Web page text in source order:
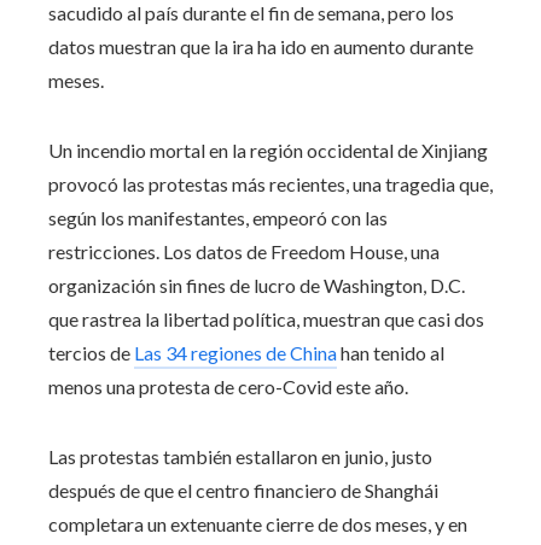
sacudido al país durante el fin de semana, pero los
datos muestran que la ira ha ido en aumento durante
meses.
Un incendio mortal en la región occidental de Xinjiang
provocó las protestas más recientes, una tragedia que,
según los manifestantes, empeoró con las
restricciones. Los datos de Freedom House, una
organización sin fines de lucro de Washington, D.C.
que rastrea la libertad política, muestran que casi dos
tercios de Las 34 regiones de Chinahan tenido al
menos una protesta de cero-Covid este año.
Las protestas también estallaron en junio, justo
después de que el centro financiero de Shanghái
completara un extenuante cierre de dos meses, y en